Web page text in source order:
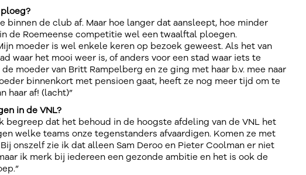
binnen de club af. Maar hoe langer dat aansleept, hoe minder
de Roemeense competitie wel een twaalftal ploegen.
moeder is wel enkele keren op bezoek geweest. Als het van
waar het mooi weer is, of anders voor een stad waar iets te
moeder van Britt Rampelberg en ze ging met haar b.v. mee naar
binnenkort met pensioen gaat, heeft ze nog meer tijd om te
haar af! (lacht)”
in de VNL?
begreep dat het behoud in de hoogste afdeling van de VNL het
welke teams onze tegenstanders afvaardigen. Komen ze met
onszelf zie ik dat alleen Sam Deroo en Pieter Coolman er niet
ik merk bij iedereen een gezonde ambitie en het is ook de